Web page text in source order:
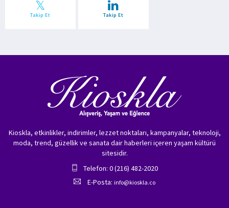
Takip Et Takip Et
Kioskla, etkinlikler, indirimler, lezzet noktaları, kampanyalar, teknoloji,
moda, trend, güzellik ve sanata dair haberleri içeren yaşam kültürü
sitesidir.
Telefon: 0 (216) 482-2020
E-Posta: info@kioskla.co